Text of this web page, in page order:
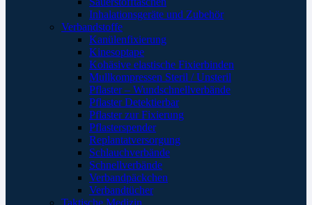
Inhalationsgeräte und Zubehör
Verbandstoffe
Kanülenfixierung
Kinesoptape
Kohäsive elastische Fixierbinden
Mullkompressen Steril / Unsteril
Pflaster – Wundschnellverbände
Pflaster Detektierbar
Pflaster zur Fixierung
Pflasterspender
Replantatversorgung
Schlauchverbände
Schnellverbände
Verbandpäckchen
Verbandtücher
Taktische Medizin